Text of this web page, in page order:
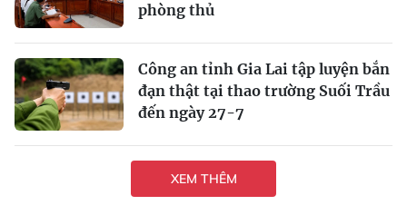
phòng thủ
Công an tỉnh Gia Lai tập luyện bắn
đạn thật tại thao trường Suối Trầu
đến ngày 27-7
XEM THÊM